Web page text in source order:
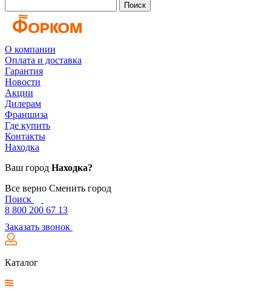
Поиск
О компании
Оплата и доставка
Гарантия
Новости
Акции
Дилерам
Франшиза
Где купить
Контакты
Находка
Ваш город Находка?
Все верно Сменить город
Поиск
8 800 200 67 13
Заказать звонок
Каталог